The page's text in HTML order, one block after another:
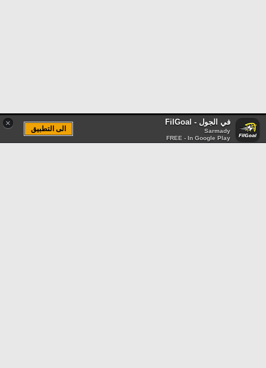
× في الجول - FilGoal
Sarmady
FREE - In Google Play
الى التطبيق